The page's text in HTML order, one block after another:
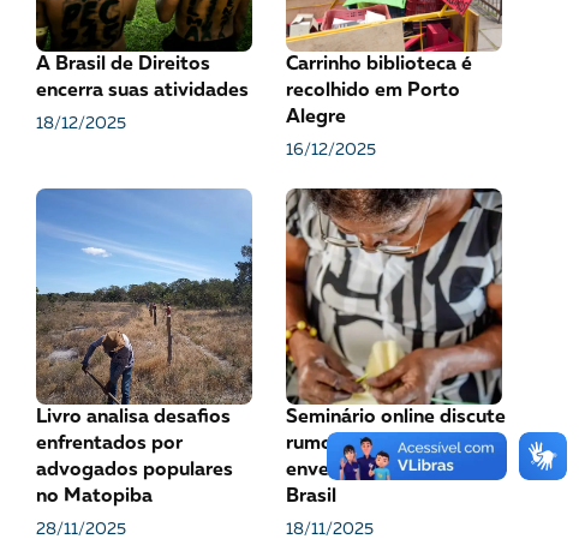
VEJA COMO APOIAR!
A Brasil de Direitos
encerra suas atividades
18/12/2025
Carrinho biblioteca é
recolhido em Porto
Alegre
16/12/2025
Livro analisa desafios
enfrentados por
advogados populares
no Matopiba
28/11/2025
Seminário online discute
rumos do
envelhecimento no
Brasil
18/11/2025